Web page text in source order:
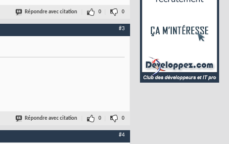
Répondre avec citation 0 0
#3
Répondre avec citation 0 0
#4